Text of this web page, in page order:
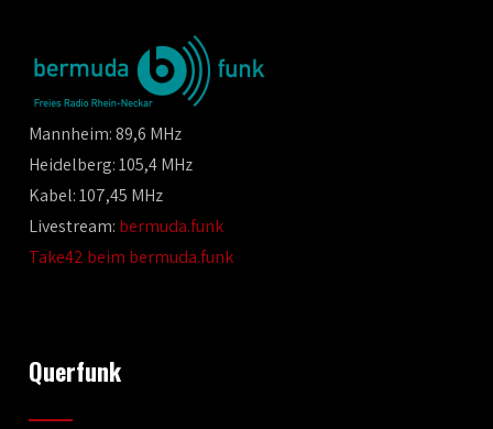
Mannheim: 89,6 MHz
Heidelberg: 105,4 MHz
Kabel: 107,45 MHz
Livestream: bermuda.funk
Take42 beim bermuda.funk
Querfunk